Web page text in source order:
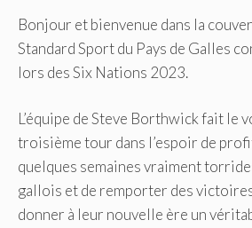
Bonjour et bienvenue dans la
Standard Sport du Pays de Galles
lors des Six Nations 2023.
L’équipe de Steve Borthwick fait le
troisième tour dans l’espoir de
quelques semaines vraiment
gallois et de remporter des
donner à leur nouvelle ère un